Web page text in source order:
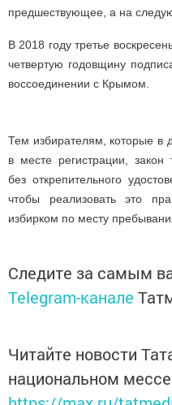
предшествующее, а на
В 2018 году третье
четвертую годовщину
воссоединении с Крымом.
Тем избирателям, которые в
в месте регистрации, закон
без открепительного
чтобы реализовать это
избирком по месту
Следите за самым
Telegram-канале
Читайте новости
национальном